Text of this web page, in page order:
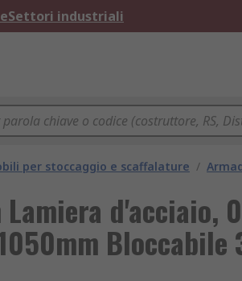
Settori industriali
per stoccaggio e scaffalature /
d'acciaio, 0
Bloccabile